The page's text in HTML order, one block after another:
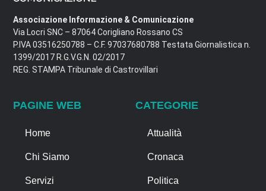
Associazione Informazione & Comunicazione
Via Locri SNC – 87064 Corigliano Rossano CS
P.IVA 03516250788 – C.F. 97037680788 Testata Giornalistica n.
1399/2017 R.G.V.G.N. 02/2017
REG. STAMPA Tribunale di Castrovillari
PAGINE WEB
Home
Chi Siamo
Servizi
CATEGORIE
Attualità
Cronaca
Politica